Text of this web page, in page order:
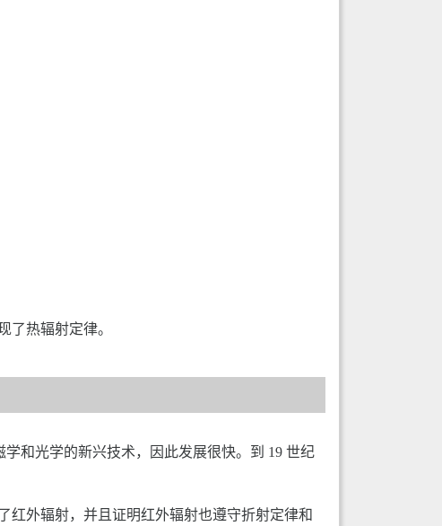
了热辐射定律。
和光学的新兴技术，因此发展很快。到 19 世纪
红外辐射，并且证明红外辐射也遵守折射定律和